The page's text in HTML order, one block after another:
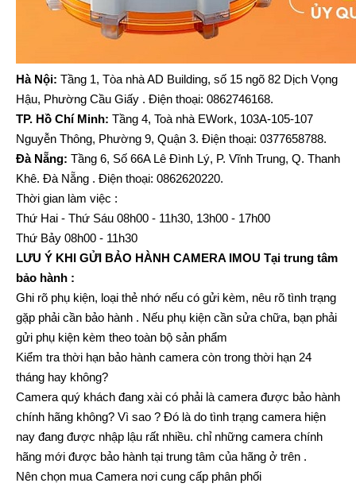
Hà Nội: Tầng 1, Tòa nhà AD Building, số 15 ngõ 82 Dịch Vọng
Hậu, Phường Cầu Giấy . Điện thoại: 0862746168.
TP. Hồ Chí Minh: Tầng 4, Toà nhà EWork, 103A-105-107
Nguyễn Thông, Phường 9, Quận 3. Điện thoại: 0377658788.
Đà Nẵng: Tầng 6, Số 66A Lê Đình Lý, P. Vĩnh Trung, Q. Thanh
Khê. Đà Nẵng . Điện thoại: 0862620220.
Thời gian làm việc :
Thứ Hai - Thứ Sáu 08h00 - 11h30, 13h00 - 17h00
Thứ Bảy 08h00 - 11h30
LƯU Ý KHI GỬI BẢO HÀNH CAMERA IMOU Tại trung tâm
bảo hành :
Ghi rõ phụ kiện, loại thẻ nhớ nếu có gửi kèm, nêu rõ tình trạng
gặp phải cần bảo hành . Nếu phụ kiện cần sửa chữa, bạn phải
gửi phụ kiện kèm theo toàn bộ sản phẩm
Kiểm tra thời hạn bảo hành camera còn trong thời hạn 24
tháng hay không?
Camera quý khách đang xài có phải là camera được bảo hành
chính hãng không? Vì sao ? Đó là do tình trạng camera hiện
nay đang được nhập lậu rất nhiều. chỉ những camera chính
hãng mới được bảo hành tại trung tâm của hãng ở trên .
Nên chọn mua Camera nơi cung cấp phân phối